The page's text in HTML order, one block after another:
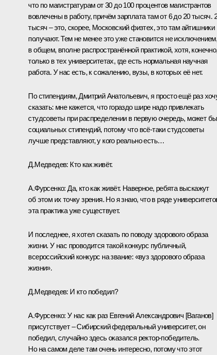
что по магистратурам от 30 до 100 процентов магистрантов
вовлечены в работу, причём зарплата там от 6 до 20 тысяч.
тысяч – это, скорее, Московский физтех, это там айтишники
получают. Тем не менее это уже становится не
в общем, вполне распространённой практикой, хотя,
только в тех университетах, где есть нормальная научная
работа. У нас есть, к сожалению, вузы, в которых её нет.
По стипендиям, Дмитрий Анатольевич, я просто ещё раз
сказать: мне кажется, что гораздо шире надо привлекать
студсоветы при распределении в первую очередь, может
социальных стипендий, потому что всё‑таки студсоветы
лучше представляют, у кого реально есть…
Д.Медведев: Кто как живёт.
А.Фурсенко:Да, кто как живёт. Наверное, ребята выскажут
об этом их точку зрения. Но я знаю, что в ряде
эта практика уже существует.
И последнее, я хотел сказать по поводу здорового образа
жизни. У нас проводится такой конкурс публичный,
всероссийский конкурс на звание: «вуз здорового образа
жизни».
Д.Медведев: И кто победил?
А.Фурсенко:У нас как раз Евгений Александрович [Ваганов]
присутствует – Сибирский федеральный университет, он
победил, случайно здесь оказался ректор-победитель.
Но на самом деле там очень интересно, потому что этот